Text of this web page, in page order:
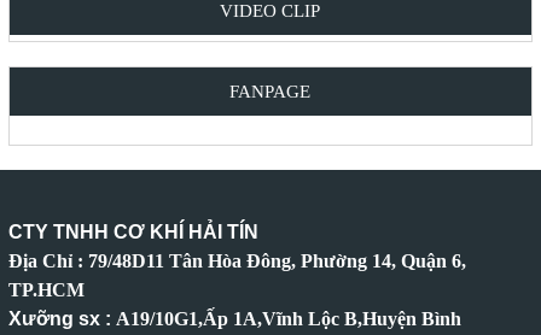
VIDEO CLIP
FANPAGE
CTY TNHH CƠ KHÍ HẢI TÍN
Địa Chỉ : 79/48D11 Tân Hòa Đông, Phường 14, Quận 6,
TP.HCM
Xưỡng sx : A19/10G1,Ấp 1A,Vĩnh Lộc B,Huyện Bình